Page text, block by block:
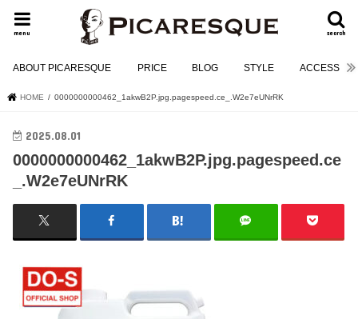
search
menu
ABOUT PICARESQUE PRICE BLOG STYLE ACCESS
HOME 0000000000462_1akwB2P.jpg.pagespeed.ce_.W2e7eUNrRK
2025.08.01
0000000000462_1akwB2P.jpg.pagespeed.ce
_.W2e7eUNrRK